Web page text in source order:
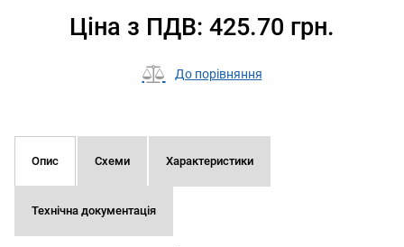
Ціна з ПДВ: 425.70 грн.
До порівняння
Опис Схеми Характеристики
Технічна документація